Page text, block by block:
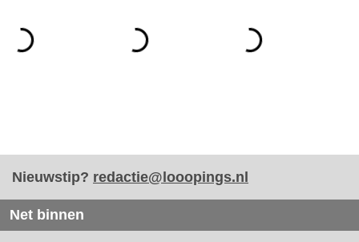
Nieuwstip? redactie@looopings.nl
Net binnen